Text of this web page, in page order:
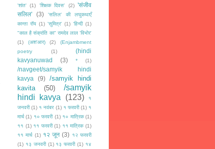
'शांत' (1) 'शिक्षक दिवस' (2) 'संजीव
सलिल'
(3)
'सलिल' की लघुकथाएँ
कान्ता रॉय (1) 'सुमित्र' (1) ‘हिन्दी (1)
"काल है संक्रांति का" रामदेव लाल 'विभोर'
(1)
(अश'आर) (2)
(Enjambment
poetry
(1)
(hindi
kavyanuwad
(3) * (1)
/navgeet/samyik hindi
kavya
(9)
/samyik hindi
kavita
(50)
/samyik
hindi kavya
(123)
१
जनवरी (1) १ नवंबर (1) १ फरवरी (1) १
मार्च (1) १० फरवरी (1) १० मात्रिक (1)
११ (1) ११ फरवरी (1) ११ मात्रिक (1)
११ मार्च (1) १२ जून (3) १२ फरवरी
(1) १३ जनवरी (1) १३ फरवरी (1) १४